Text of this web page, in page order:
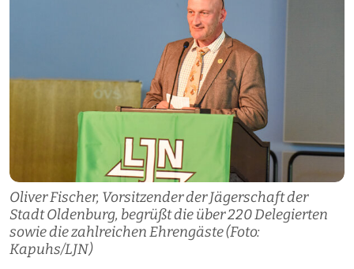
Oliver Fischer, Vorsitzender der Jägerschaft der
Stadt Oldenburg, begrüßt die über 220 Delegierten
sowie die zahlreichen Ehrengäste (Foto:
Kapuhs/LJN)